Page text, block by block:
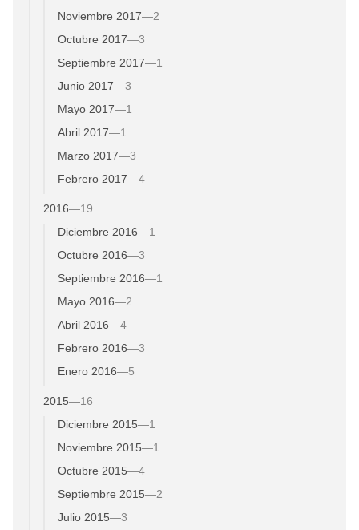
Noviembre 2017—2
Octubre 2017—3
Septiembre 2017—1
Junio 2017—3
Mayo 2017—1
Abril 2017—1
Marzo 2017—3
Febrero 2017—4
2016—19
Diciembre 2016—1
Octubre 2016—3
Septiembre 2016—1
Mayo 2016—2
Abril 2016—4
Febrero 2016—3
Enero 2016—5
2015—16
Diciembre 2015—1
Noviembre 2015—1
Octubre 2015—4
Septiembre 2015—2
Julio 2015—3